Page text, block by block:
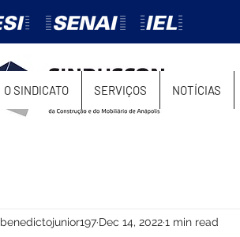
O SINDICATO SERVIÇOS NOTÍCIAS
benedictojunior197 Dec 14, 20221 min read